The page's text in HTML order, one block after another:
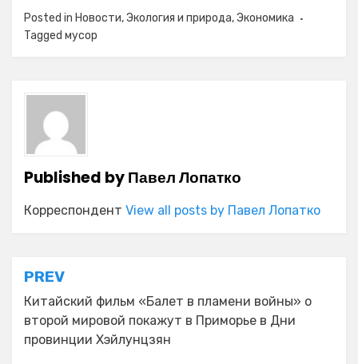
Posted in Новости,Экология и природа,Экономика
Tagged мусор
Published byПавел Лопатко
Корреспондент View all posts by Павел Лопатко
Навигация
по
записям
PREV
Китайский фильм «Балет в пламени войны» о
второй мировой покажут в Приморье в Дни
провинции Хэйлунцзян